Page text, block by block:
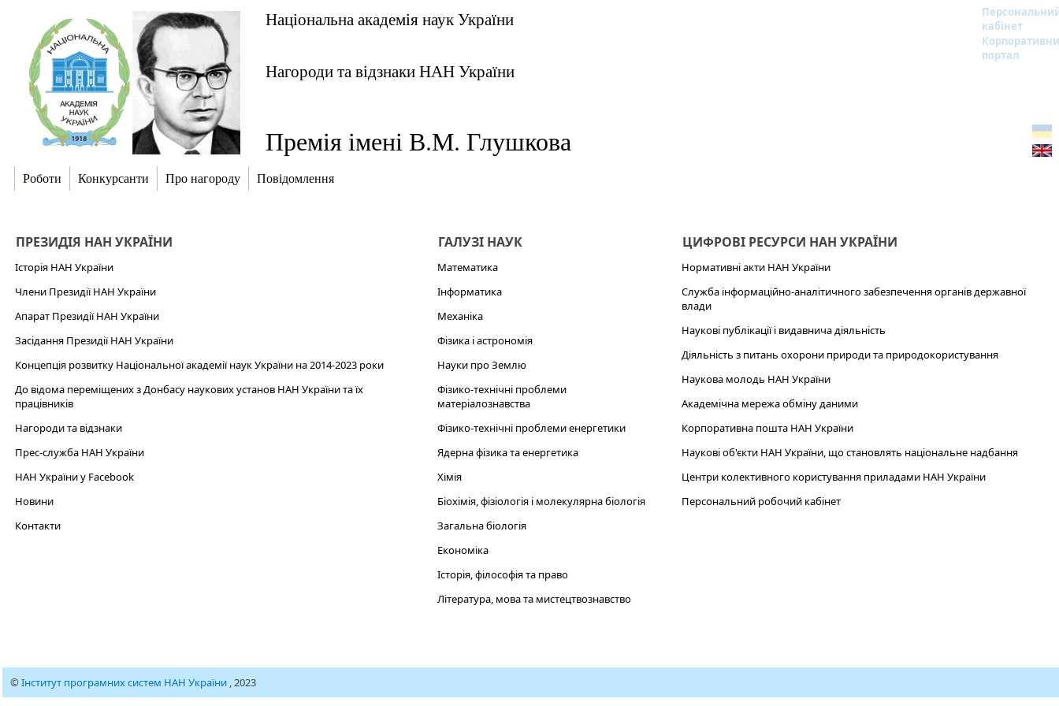
Національна академія наук України
кабінет
портал
Нагороди та відзнаки НАН України
Премія імені В.М. Глушкова
Роботи Конкурсанти Про нагороду Повідомлення
ПРЕЗИДІЯ НАН УКРАЇНИ
Історія НАН України
Члени Президії НАН України
Апарат Президії НАН України
Засідання Президії НАН України
Концепція розвитку Національної академії наук України на 2014-2023 роки
До відома переміщених з Донбасу наукових установ НАН України та їх
працівників
Нагороди та відзнаки
Прес-служба НАН України
НАН України у Facebook
Новини
Контакти
ГАЛУЗІ НАУК
Математика
Інформатика
Механіка
Фізика і астрономія
Науки про Землю
Фізико-технічні проблеми
матеріалознавства
Фізико-технічні проблеми енергетики
Ядерна фізика та енергетика
Хімія
Біохімія, фізіологія і молекулярна біологія
Загальна біологія
Економіка
Історія, філософія та право
Література, мова та мистецтвознавство
ЦИФРОВІ РЕСУРСИ НАН УКРАЇНИ
Нормативні акти НАН України
Служба інформаційно-аналітичного забезпечення органів державної
влади
Наукові публікації і видавнича діяльність
Діяльність з питань охорони природи та природокористування
Наукова молодь НАН України
Академічна мережа обміну даними
Корпоративна пошта НАН України
Наукові об'єкти НАН України, що становлять національне надбання
Центри колективного користування приладами НАН України
Персональний робочий кабінет
©Інститут програмних систем НАН України , 2023